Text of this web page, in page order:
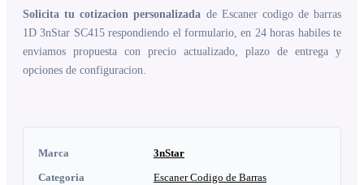
Solicita tu cotizacion personalizada de Escaner codigo de barras
1D 3nStar SC415 respondiendo el formulario, en 24 horas habiles te
enviamos propuesta con precio actualizado, plazo de entrega y
opciones de configuracion.
Marca
3nStar
Categoria
Escaner Codigo de Barras